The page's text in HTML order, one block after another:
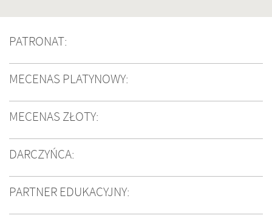
PATRONAT:
MECENAS PLATYNOWY:
MECENAS ZŁOTY:
DARCZYŃCA:
PARTNER EDUKACYJNY: